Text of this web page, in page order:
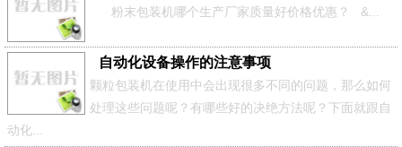
粉末包装机哪个生产厂家质量好价格优惠？ &...
自动化设备操作的注意事项
颗粒包装机在使用中会出现很多不同的问题，那么如何
处理这些问题呢？有哪些好的决绝方法呢？下面就跟自
动化...